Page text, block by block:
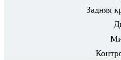
Зад­няя